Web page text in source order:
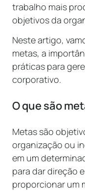
trabalho mais
objetivos da
Neste artigo,
metas, a
práticas para
corporativo.
O que são
Metas são
organização ou
em um
para dar direção
proporcionar um